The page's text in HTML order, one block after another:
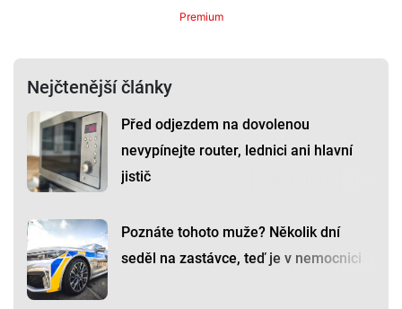
Premium
Nejčtenější články
Před odjezdem na dovolenou
nevypínejte router, lednici ani hlavní
jistič
Poznáte tohoto muže? Několik dní
seděl na zastávce, teď je v nemocnici